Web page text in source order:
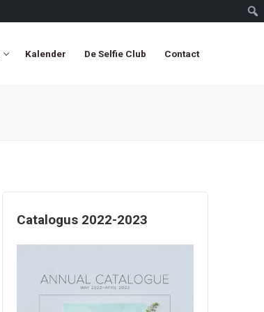
Kalender De Selfie Club Contact
Catalogus 2022-2023